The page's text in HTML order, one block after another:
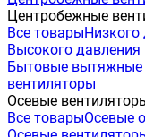
Центробежные
Все товарыНизкого
Высокого давления
Бытовые вытяжные
вентиляторы
Осевые
Все товарыОсевые